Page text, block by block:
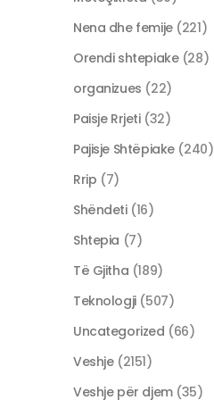
Nena dhe femije (221)
Orendi shtepiake (28)
organizues (22)
Paisje Rrjeti (32)
Pajisje Shtëpiake (240)
Rrip (7)
Shëndeti (16)
Shtepia (7)
Të Gjitha (189)
Teknologji (507)
Uncategorized (66)
Veshje (2151)
Veshje për djem (35)